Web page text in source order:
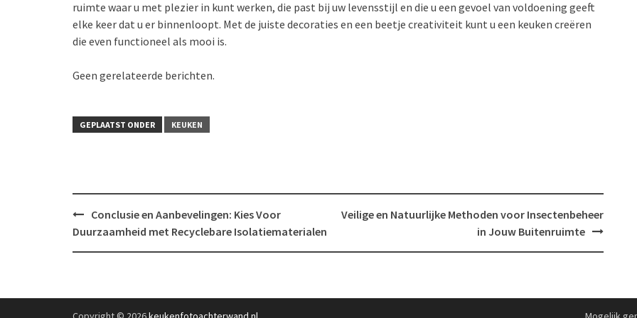
ruimte waar u met plezier in kunt werken, die past bij uw levensstijl en die u een gevoel van voldoening geeft
elke keer dat u er binnenloopt. Met de juiste decoraties en een beetje creativiteit kunt u een keuken creëren
die even functioneel als mooi is.
Geen gerelateerde berichten.
GEPLAATST ONDER KEUKEN
Bericht
navigatie
Conclusie en Aanbevelingen: Kies Voor
Duurzaamheid met Recyclebare Isolatiematerialen
Veilige en Natuurlijke Methoden voor Insectenbeheer
in Jouw Buitenruimte